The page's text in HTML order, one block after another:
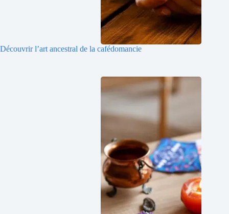
Découvrir l’art ancestral de la cafédomancie